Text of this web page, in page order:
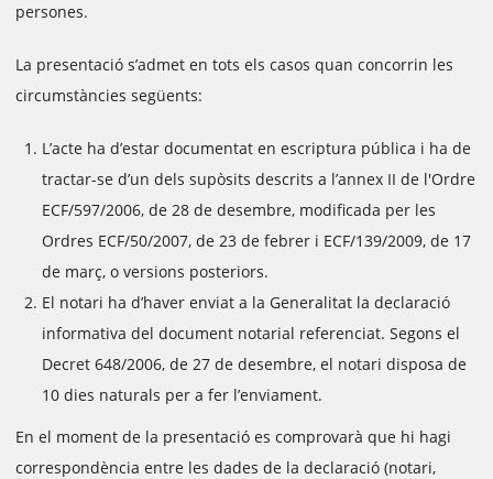
persones.
La presentació s’admet en tots els casos quan concorrin les
circumstàncies següents:
L’acte ha d’estar documentat en escriptura pública i ha de
tractar-se d’un dels supòsits descrits a l’annex II de l'Ordre
ECF/597/2006, de 28 de desembre, modificada per les
Ordres ECF/50/2007, de 23 de febrer i ECF/139/2009, de 17
de març, o versions posteriors.
El notari ha d’haver enviat a la Generalitat la declaració
informativa del document notarial referenciat. Segons el
Decret 648/2006, de 27 de desembre, el notari disposa de
10 dies naturals per a fer l’enviament.
En el moment de la presentació es comprovarà que hi hagi
correspondència entre les dades de la declaració (notari,